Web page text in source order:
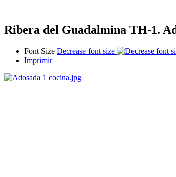
Ribera del Guadalmina TH-1.
Font Size Decrease font size
Imprimir